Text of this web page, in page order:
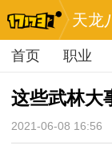
天龙
首页 职业
这些武林大
2021-06-08 16:56